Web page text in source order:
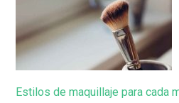
Estilos de maquillaje para cada